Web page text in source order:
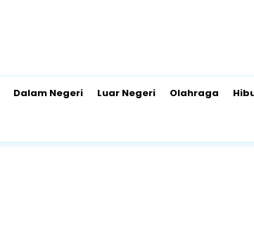
Dalam Negeri Luar Negeri Olahraga